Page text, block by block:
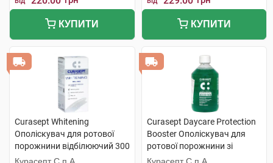
КУПИТИ КУПИТИ
Curasept Whitening
Ополіскувач для ротової
порожнини відбілюючий 300
мл 1 флакон
Curasept Daycare Protection
Booster Ополіскувач для
ротової порожнини зі
смаком трав'яного буму 500